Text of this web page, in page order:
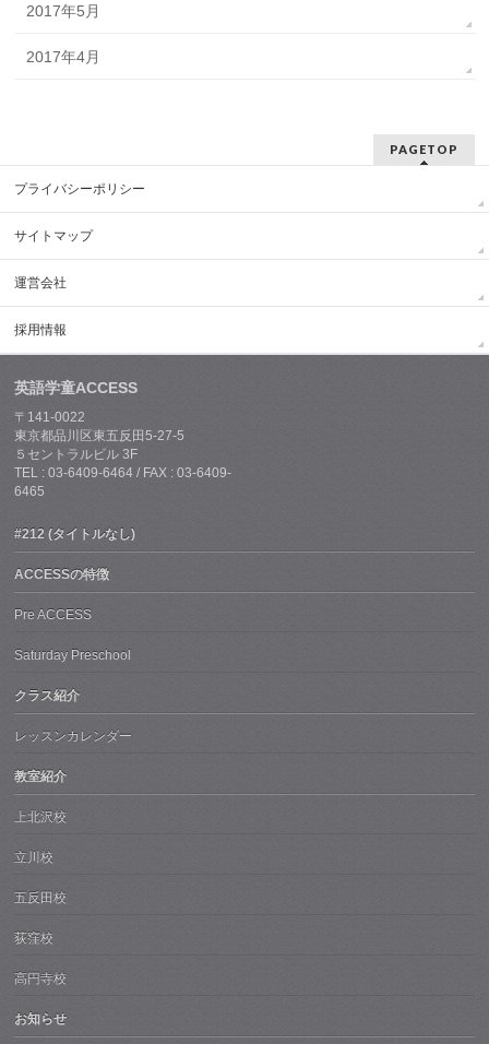
2017年5月
2017年4月
PAGETOP
プライバシーポリシー
サイトマップ
運営会社
採用情報
英語学童ACCESS
〒141-0022
東京都品川区東五反田5-27-5
５セントラルビル 3F
TEL : 03-6409-6464 / FAX : 03-6409-
6465
#212 (タイトルなし)
ACCESSの特徴
Pre ACCESS
Saturday Preschool
クラス紹介
レッスンカレンダー
教室紹介
上北沢校
立川校
五反田校
荻窪校
高円寺校
お知らせ